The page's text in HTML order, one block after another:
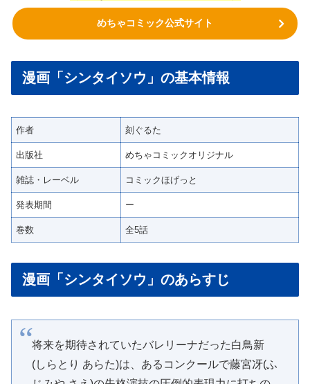
めちゃコミック公式サイト
漫画「シンタイソウ」の基本情報
作者 刻ぐるた
出版社 めちゃコミックオリジナル
雑誌・レーベル コミックほげっと
発表期間 ー
巻数 全5話
漫画「シンタイソウ」のあらすじ
将来を期待されていたバレリーナだった白鳥新
(しらとり あらた)は、あるコンクールで藤宮冴(ふ